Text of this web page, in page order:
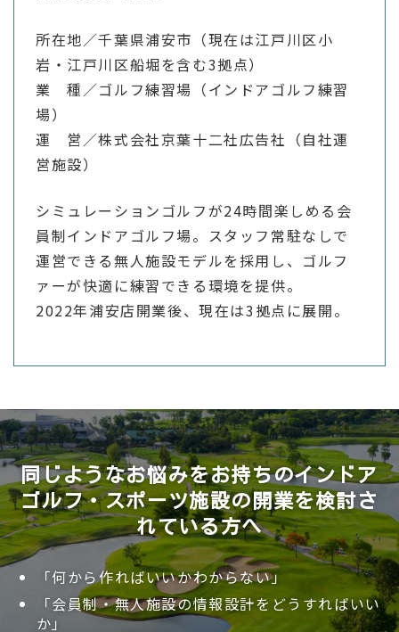
所在地／千葉県浦安市（現在は江戸川区小
岩・江戸川区船堀を含む3拠点）
業 種／ゴルフ練習場（インドアゴルフ練習
場）
運 営／株式会社京葉十二社広告社（自社運
営施設）
シミュレーションゴルフが24時間楽しめる会
員制インドアゴルフ場。スタッフ常駐なしで
運営できる無人施設モデルを採用し、ゴルフ
ァーが快適に練習できる環境を提供。
2022年浦安店開業後、現在は3拠点に展開。
同じようなお悩みをお持ちのインドア
ゴルフ・スポーツ施設の開業を検討さ
れている方へ
「何から作ればいいかわからない」
「会員制・無人施設の情報設計をどうすればいい
か」